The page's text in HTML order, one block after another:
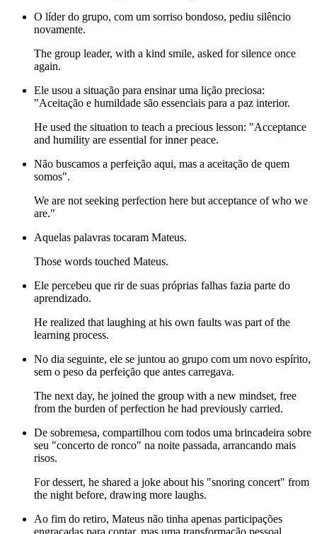
O líder do grupo, com um sorriso bondoso, pediu silêncio
novamente.
The group leader, with a kind smile, asked for silence once
again.
Ele usou a situação para ensinar uma lição preciosa:
"Aceitação e humildade são essenciais para a paz interior.
He used the situation to teach a precious lesson: "Acceptance
and humility are essential for inner peace.
Não buscamos a perfeição aqui, mas a aceitação de quem
somos".
We are not seeking perfection here but acceptance of who we
are."
Aquelas palavras tocaram Mateus.
Those words touched Mateus.
Ele percebeu que rir de suas próprias falhas fazia parte do
aprendizado.
He realized that laughing at his own faults was part of the
learning process.
No dia seguinte, ele se juntou ao grupo com um novo espírito,
sem o peso da perfeição que antes carregava.
The next day, he joined the group with a new mindset, free
from the burden of perfection he had previously carried.
De sobremesa, compartilhou com todos uma brincadeira sobre
seu "concerto de ronco" na noite passada, arrancando mais
risos.
For dessert, he shared a joke about his "snoring concert" from
the night before, drawing more laughs.
Ao fim do retiro, Mateus não tinha apenas participações